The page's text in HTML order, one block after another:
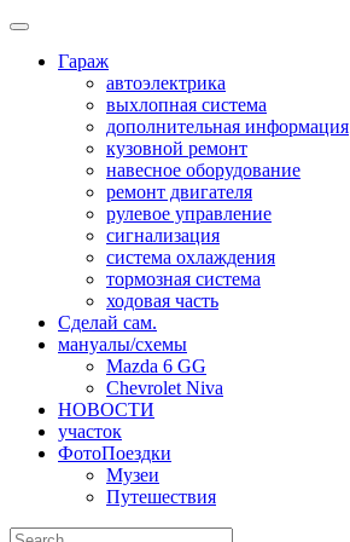
Skip
contentГараж
автоэлектрика
выхлопная система
дополнительная информация
кузовной ремонт
навесное оборудование
ремонт двигателя
рулевое управление
сигнализация
система охлаждения
тормозная система
ходовая часть
Сделай сам.
мануалы/схемы
Mazda 6 GG
Chevrolet Niva
НОВОСТИ
участок
ФотоПоездки
Музеи
Путешествия
Search